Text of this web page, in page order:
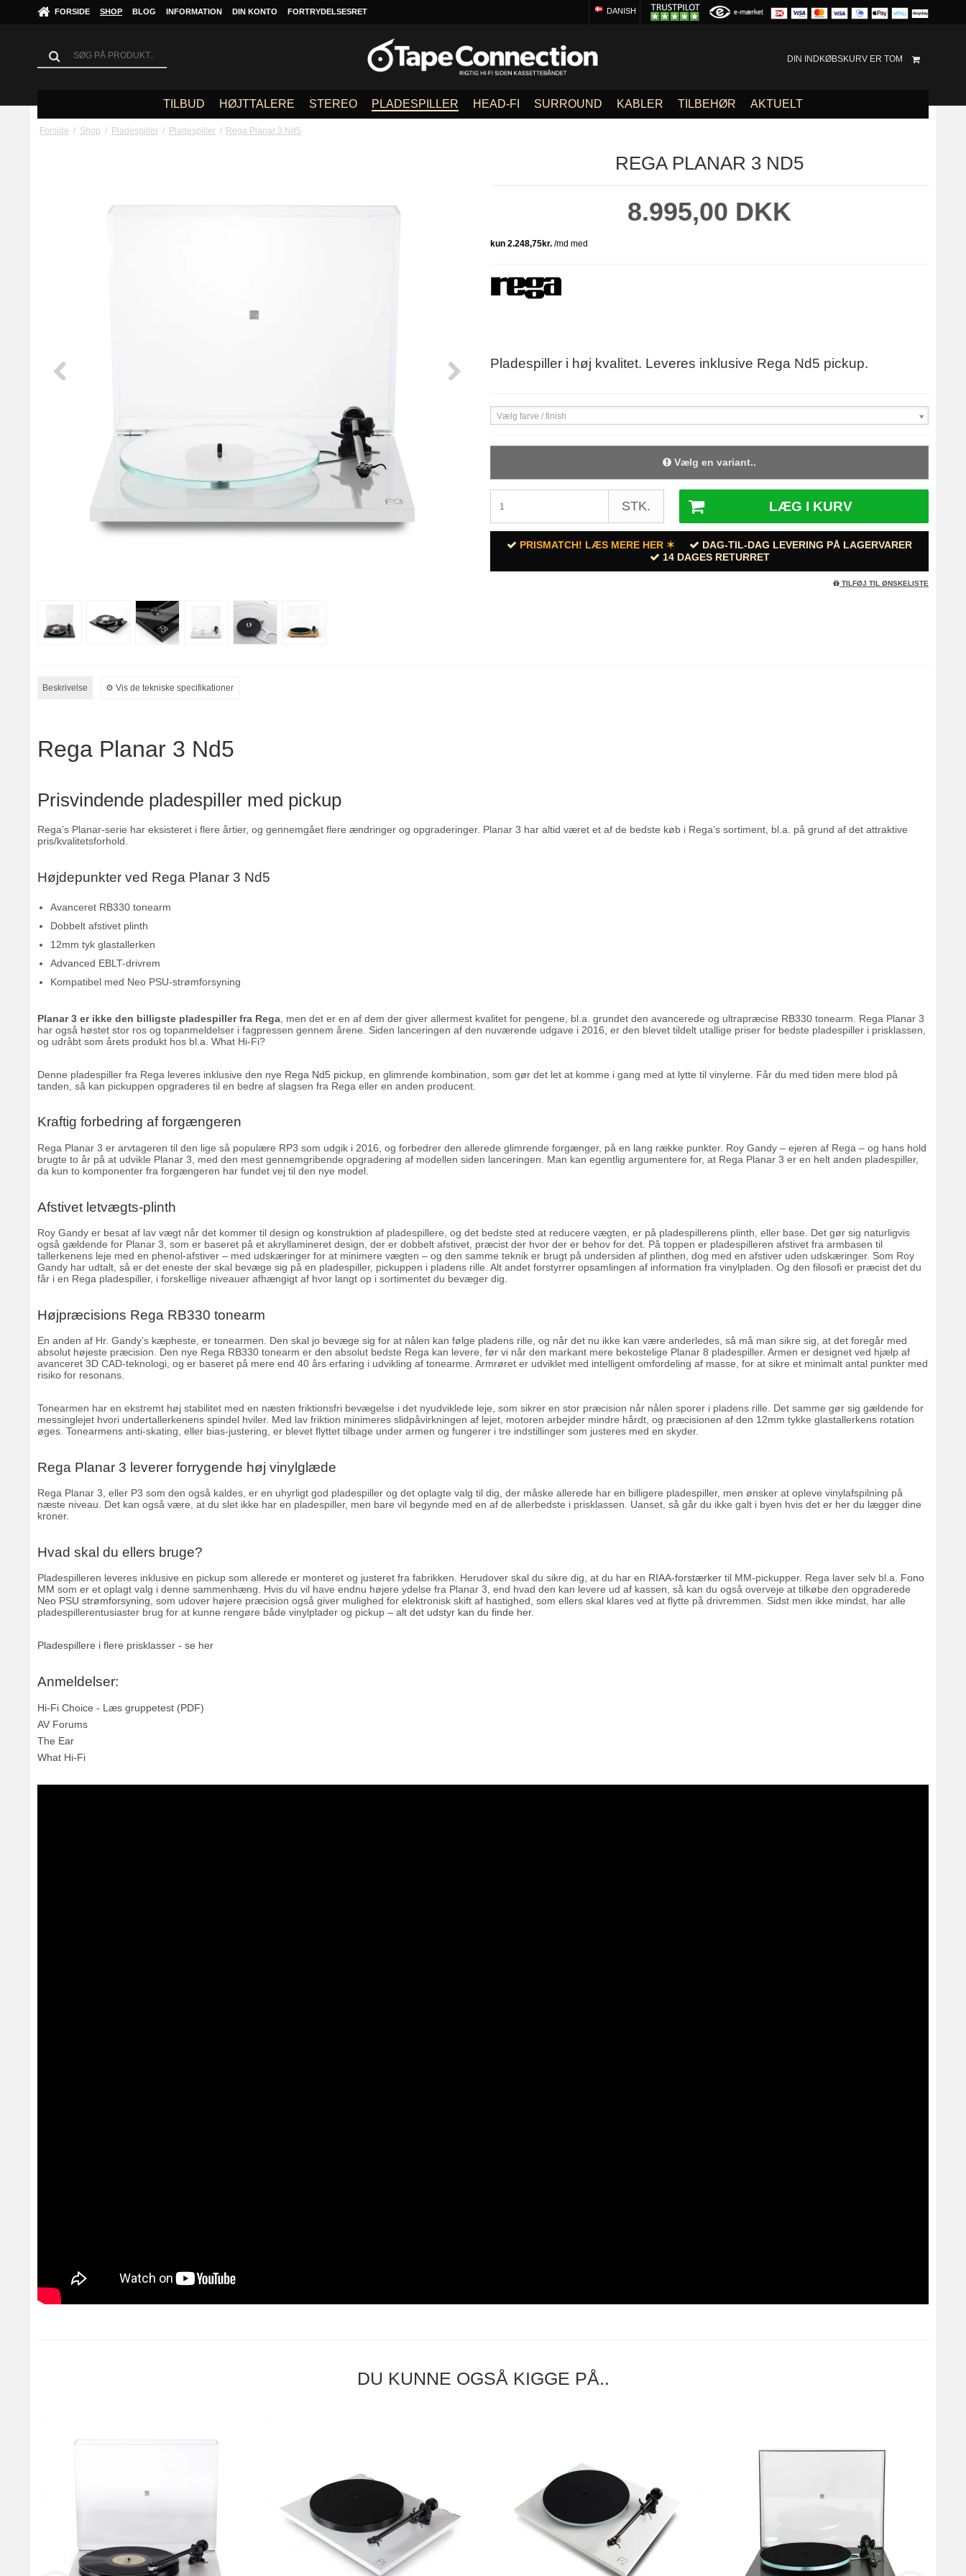
FORSIDE SHOP BLOG INFORMATION DIN KONTO FORTRYDELSESRET DANISH
DIN INDKØBSKURV ER TOM
TILBUD HØJTTALERE STEREO PLADESPILLER HEAD-FI SURROUND KABLER TILBEHØR AKTUELT
Forside / Shop / Pladespiller / Pladespiller / Rega Planar 3 Nd5
REGA PLANAR 3 ND5
8.995,00 DKK
Pladespiller i høj kvalitet. Leveres inklusive Rega Nd5 pickup.
Vælg farve / finish
Vælg en variant..
STK. LÆG I KURV
PRISMATCH! LÆS MERE HER ✶
DAG-TIL-DAG LEVERING PÅ LAGERVARER
14 DAGES RETURRET
TILFØJ TIL ØNSKELISTE
Beskrivelse ⚙︎ Vis de tekniske specifikationer
Rega Planar 3 Nd5
Prisvindende pladespiller med pickup
Rega’s Planar-serie har eksisteret i flere årtier, og gennemgået flere ændringer og opgraderinger. Planar 3 har altid været et af de bedste køb i Rega’s sortiment, bl.a. på grund af det attraktive
pris/kvalitetsforhold.
Højdepunkter ved Rega Planar 3 Nd5
Avanceret RB330 tonearm
Dobbelt afstivet plinth
12mm tyk glastallerken
Advanced EBLT-drivrem
Kompatibel med Neo PSU-strømforsyning
Planar 3 er ikke den billigste pladespiller fra Rega , men det er en af dem der giver allermest kvalitet for pengene, bl.a. grundet den avancerede og ultrapræcise RB330 tonearm. Rega Planar 3
har også høstet stor ros og topanmeldelser i fagpressen gennem årene. Siden lanceringen af den nuværende udgave i 2016, er den blevet tildelt utallige priser for bedste pladespiller i prisklassen,
og udråbt som årets produkt hos bl.a. What Hi-Fi?
Denne pladespiller fra Rega leveres inklusive den nye Rega Nd5 pickup , en glimrende kombination, som gør det let at komme i gang med at lytte til vinylerne. Får du med tiden mere blod på
tanden, så kan pickuppen opgraderes til en bedre af slagsen fra Rega eller en anden producent.
Kraftig forbedring af forgængeren
Rega Planar 3 er arvtageren til den lige så populære RP3 som udgik i 2016, og forbedrer den allerede glimrende forgænger, på en lang række punkter. Roy Gandy – ejeren af Rega – og hans hold
brugte to år på at udvikle Planar 3, med den mest gennemgribende opgradering af modellen siden lanceringen. Man kan egentlig argumentere for, at Rega Planar 3 er en helt anden pladespiller,
da kun to komponenter fra forgængeren har fundet vej til den nye model.
Afstivet letvægts-plinth
Roy Gandy er besat af lav vægt når det kommer til design og konstruktion af pladespillere, og det bedste sted at reducere vægten, er på pladespillerens plinth, eller base. Det gør sig naturligvis
også gældende for Planar 3, som er baseret på et akryllamineret design, der er dobbelt afstivet, præcist der hvor der er behov for det. På toppen er pladespilleren afstivet fra armbasen til
tallerkenens leje med en phenol-afstiver – med udskæringer for at minimere vægten – og den samme teknik er brugt på undersiden af plinthen, dog med en afstiver uden udskæringer. Som Roy
Gandy har udtalt, så er det eneste der skal bevæge sig på en pladespiller, pickuppen i pladens rille. Alt andet forstyrrer opsamlingen af information fra vinylpladen. Og den filosofi er præcist det du
får i en Rega pladespiller, i forskellige niveauer afhængigt af hvor langt op i sortimentet du bevæger dig.
Højpræcisions Rega RB330 tonearm
En anden af Hr. Gandy’s kæpheste, er tonearmen. Den skal jo bevæge sig for at nålen kan følge pladens rille, og når det nu ikke kan være anderledes, så må man sikre sig, at det foregår med
absolut højeste præcision. Den nye Rega RB330 tonearm er den absolut bedste Rega kan levere, før vi når den markant mere bekostelige Planar 8 pladespiller. Armen er designet ved hjælp af
avanceret 3D CAD-teknologi, og er baseret på mere end 40 års erfaring i udvikling af tonearme. Armrøret er udviklet med intelligent omfordeling af masse, for at sikre et minimalt antal punkter med
risiko for resonans.
Tonearmen har en ekstremt høj stabilitet med en næsten friktionsfri bevægelse i det nyudviklede leje, som sikrer en stor præcision når nålen sporer i pladens rille. Det samme gør sig gældende for
messinglejet hvori undertallerkenens spindel hviler. Med lav friktion minimeres slidpåvirkningen af lejet, motoren arbejder mindre hårdt, og præcisionen af den 12mm tykke glastallerkens rotation
øges. Tonearmens anti-skating, eller bias-justering, er blevet flyttet tilbage under armen og fungerer i tre indstillinger som justeres med en skyder.
Rega Planar 3 leverer forrygende høj vinylglæde
Rega Planar 3, eller P3 som den også kaldes, er en uhyrligt god pladespiller og det oplagte valg til dig, der måske allerede har en billigere pladespiller, men ønsker at opleve vinylafspilning på
næste niveau. Det kan også være, at du slet ikke har en pladespiller, men bare vil begynde med en af de allerbedste i prisklassen. Uanset, så går du ikke galt i byen hvis det er her du lægger dine
kroner.
Hvad skal du ellers bruge?
Pladespilleren leveres inklusive en pickup som allerede er monteret og justeret fra fabrikken. Herudover skal du sikre dig, at du har en RIAA-forstærker til MM-pickupper. Rega laver selv bl.a. Fono
MM som er et oplagt valg i denne sammenhæng. Hvis du vil have endnu højere ydelse fra Planar 3, end hvad den kan levere ud af kassen, så kan du også overveje at tilkøbe den opgraderede
Neo PSU strømforsyning, som udover højere præcision også giver mulighed for elektronisk skift af hastighed, som ellers skal klares ved at flytte på drivremmen. Sidst men ikke mindst, har alle
pladespillerentusiaster brug for at kunne rengøre både vinylplader og pickup – alt det udstyr kan du finde her.
Pladespillere i flere prisklasser - se her
Anmeldelser:
Hi-Fi Choice - Læs gruppetest (PDF)
AV Forums
The Ear
What Hi-Fi
DU KUNNE OGSÅ KIGGE PÅ..